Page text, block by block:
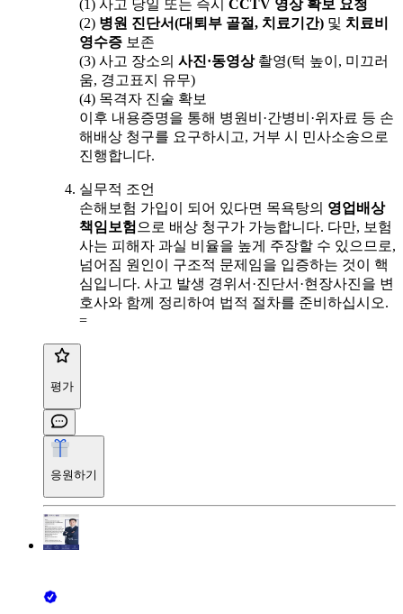
(1) 사고 당일 또는 즉시 CCTV 영상 확보 요청
(2) 병원 진단서(대퇴부 골절, 치료기간) 및 치료비
영수증 보존
(3) 사고 장소의 사진·동영상촬영(턱 높이, 미끄러
움, 경고표지 유무)
(4) 목격자 진술 확보
이후 내용증명을 통해 병원비·간병비·위자료 등 손
해배상 청구를 요구하시고, 거부 시 민사소송으로
진행합니다.
실무적 조언
손해보험 가입이 되어 있다면 목욕탕의 영업배상
책임보험 으로 배상 청구가 가능합니다. 다만, 보험
사는 피해자 과실 비율을 높게 주장할 수 있으므로,
넘어짐 원인이 구조적 문제임을 입증하는 것이 핵
심입니다. 사고 발생 경위서·진단서·현장사진을 변
호사와 함께 정리하여 법적 절차를 준비하십시오.
=
평가
응원하기